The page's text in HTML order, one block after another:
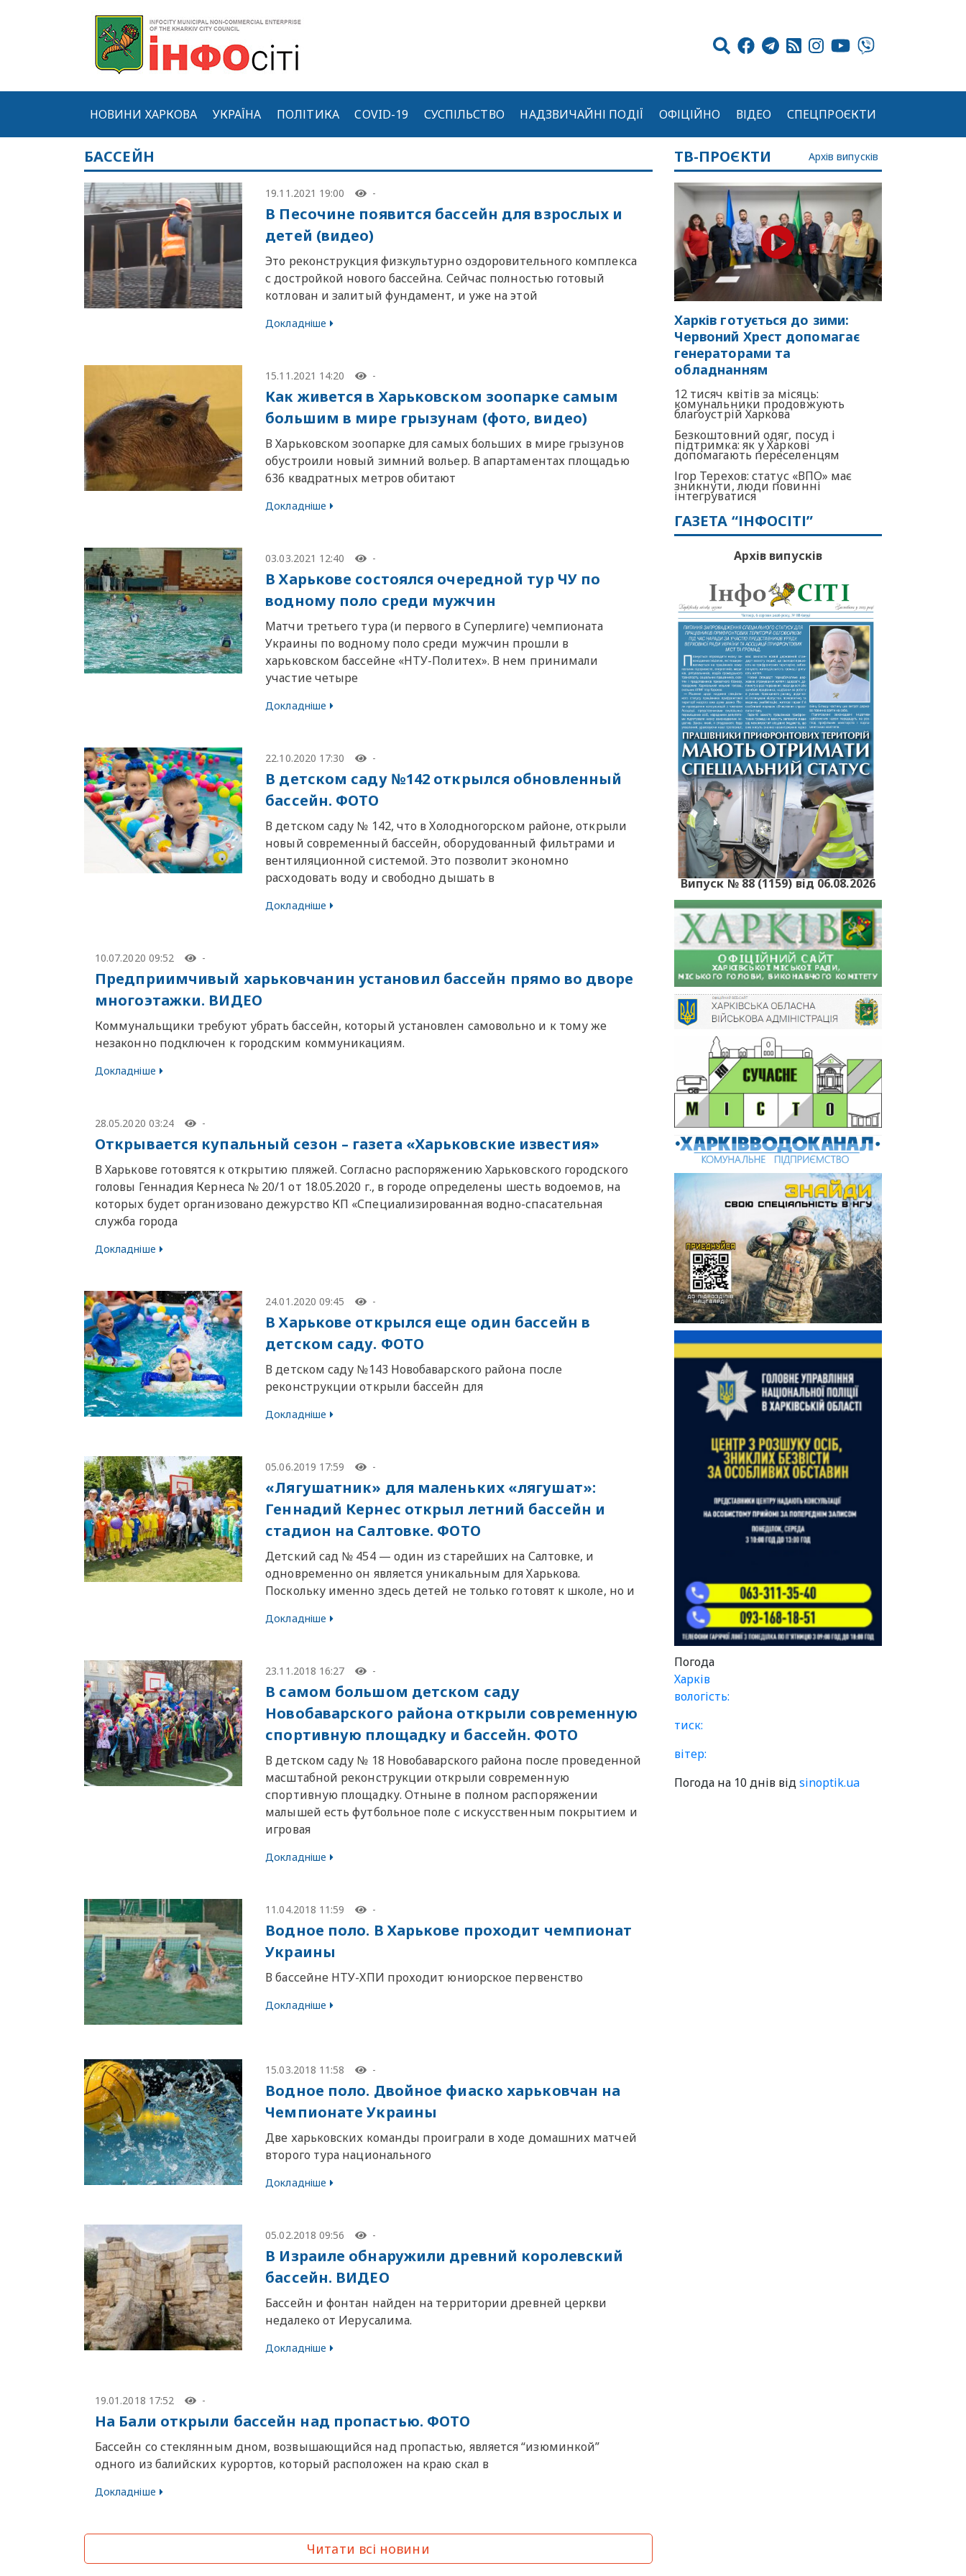
НОВИНИ ХАРКОВА УКРАЇНА ПОЛІТИКА COVID-19 СУСПІЛЬСТВО НАДЗВИЧАЙНІ ПОДІЇ ОФІЦІЙНО ВІДЕО СПЕЦПРОЄКТИ
БАССЕЙН
19.11.2021 19:00 -
В Песочине появится бассейн для взрослых и
детей (видео)
Это реконструкция физкультурно оздоровительного комплекса
с достройкой нового бассейна. Сейчас полностью готовый
котлован и залитый фундамент, и уже на этой
Докладніше
15.11.2021 14:20 -
Как живется в Харьковском зоопарке самым
большим в мире грызунам (фото, видео)
В Харьковском зоопарке для самых больших в мире грызунов
обустроили новый зимний вольер. В апартаментах площадью
636 квадратных метров обитают
Докладніше
03.03.2021 12:40 -
В Харькове состоялся очередной тур ЧУ по
водному поло среди мужчин
Матчи третьего тура (и первого в Суперлиге) чемпионата
Украины по водному поло среди мужчин прошли в
харьковском бассейне «НТУ-Политех». В нем принимали
участие четыре
Докладніше
22.10.2020 17:30 -
В детском саду №142 открылся обновленный
бассейн. ФОТО
В детском саду № 142, что в Холодногорском районе, открыли
новый современный бассейн, оборудованный фильтрами и
вентиляционной системой. Это позволит экономно
расходовать воду и свободно дышать в
Докладніше
10.07.2020 09:52 -
Предприимчивый харьковчанин установил бассейн прямо во дворе
многоэтажки. ВИДЕО
Коммунальщики требуют убрать бассейн, который установлен самовольно и к тому же
незаконно подключен к городским коммуникациям.
Докладніше
28.05.2020 03:24 -
Открывается купальный сезон – газета «Харьковские известия»
В Харькове готовятся к открытию пляжей. Согласно распоряжению Харьковского городского
головы Геннадия Кернеса № 20/1 от 18.05.2020 г., в городе определены шесть водоемов, на
которых будет организовано дежурство КП «Специализированная водно-спасательная
служба города
Докладніше
24.01.2020 09:45 -
В Харькове открылся еще один бассейн в
детском саду. ФОТО
В детском саду №143 Новобаварского района после
реконструкции открыли бассейн для
Докладніше
05.06.2019 17:59 -
«Лягушатник» для маленьких «лягушат»:
Геннадий Кернес открыл летний бассейн и
стадион на Салтовке. ФОТО
Детский сад № 454 — один из старейших на Салтовке, и
одновременно он является уникальным для Харькова.
Поскольку именно здесь детей не только готовят к школе, но и
Докладніше
23.11.2018 16:27 -
В самом большом детском саду
Новобаварского района открыли современную
спортивную площадку и бассейн. ФОТО
В детском саду № 18 Новобаварского района после проведенной
масштабной реконструкции открыли современную
спортивную площадку. Отныне в полном распоряжении
малышей есть футбольное поле с искусственным покрытием и
игровая
Докладніше
11.04.2018 11:59 -
Водное поло. В Харькове проходит чемпионат
Украины
В бассейне НТУ-ХПИ проходит юниорское первенство
Докладніше
15.03.2018 11:58 -
Водное поло. Двойное фиаско харьковчан на
Чемпионате Украины
Две харьковских команды проиграли в ходе домашних матчей
второго тура национального
Докладніше
05.02.2018 09:56 -
В Израиле обнаружили древний королевский
бассейн. ВИДЕО
Бассейн и фонтан найден на территории древней церкви
недалеко от Иерусалима.
Докладніше
19.01.2018 17:52 -
На Бали открыли бассейн над пропастью. ФОТО
Бассейн со стеклянным дном, возвышающийся над пропастью, является “изюминкой”
одного из балийских курортов, который расположен на краю скал в
Докладніше
Читати всі новини
ТВ-ПРОЄКТИ Архів випусків
Харків готується до зими:
Червоний Хрест допомагає
генераторами та
обладнанням
12 тисяч квітів за місяць:
комунальники продовжують
благоустрій Харкова
Безкоштовний одяг, посуд і
підтримка: як у Харкові
допомагають переселенцям
Ігор Терехов: статус «ВПО» має
зникнути, люди повинні
інтегруватися
ГАЗЕТА “ІНФОСІТІ”
Архів випусків
Випуск № 88 (1159) від 06.08.2026
Погода
Харків
вологість:
тиск:
вітер:
Погода на 10 днів відsinoptik.ua